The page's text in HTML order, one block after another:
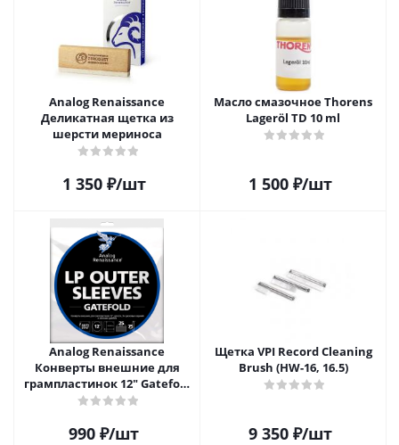
Analog Renaissance
Деликатная щетка из
шерсти мериноса
1 350₽/шт
Масло смазочное Thorens
Lageröl TD 10 ml
1 500₽/шт
Analog Renaissance
Конверты внешние для
грампластинок 12" Gatefold
(25 шт)
990 ₽/шт
Щетка VPI Record Cleaning
Brush (HW-16, 16.5)
9 350₽/шт